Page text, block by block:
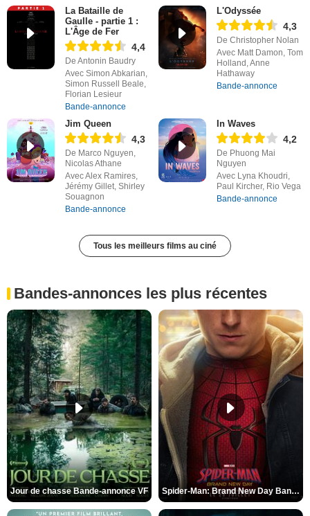
La Bataille de
Gaulle - partie 1 :
L'Âge de Fer
4,4
De Antonin Baudry
Avec Simon Abkarian,
Simon Russell Beale,
Florian Lesieur
Bande-annonce
L'Odyssée
4,3
De Christopher Nolan
Avec Matt Damon, Tom
Holland, Anne
Hathaway
Bande-annonce
Jim Queen
4,3
De Marco Nguyen,
Nicolas Athane
Avec Alex Ramires,
Jérémy Gillet, Shirley
Souagnon
Bande-annonce
In Waves
4,2
De Phuong Mai
Nguyen
Avec Lyna Khoudri,
Paul Kircher, Rio Vega
Bande-annonce
Tous les meilleurs films au ciné
Bandes-annonces les plus récentes
Jour de chasse Bande-annonce VF Spider-Man: Brand New Day Bande-annonce (3) VO STFR